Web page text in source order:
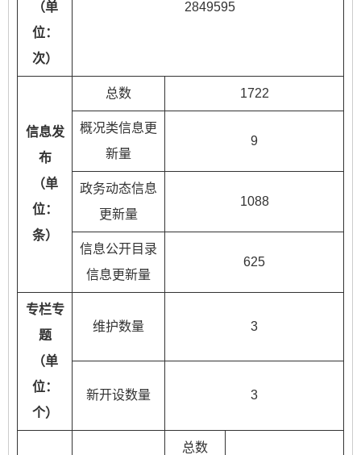
（单
位：
次）
2849595
信息发
布
（单
位：
条）
总数 1722
概况类信息更
新量
9
政务动态信息
更新量
1088
信息公开目录
信息更新量
625
专栏专
题
（单
位：
个）
维护数量 3
新开设数量 3
总数